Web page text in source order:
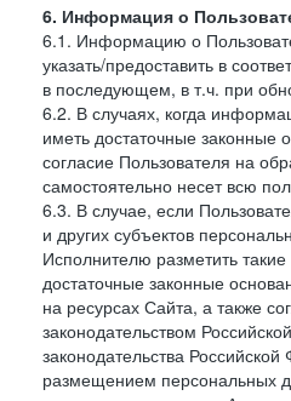
6. Информация о
6.1. Информацию о
указать/предоставить в
в последующем, в т.ч. при
6.2. В случаях, когда
иметь достаточные
согласие Пользователя на
самостоятельно несет всю
6.3. В случае, если
и других субъектов
Исполнителю разметить
достаточные законные
на ресурсах Сайта, а также
законодательством
законодательства
размещением персональных